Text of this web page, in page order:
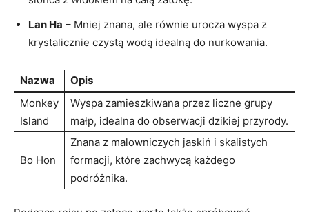
Lan Ha – ​Mniej znana, ale równie urocza wyspa z
krystalicznie czystą ⁤wodą idealną do ⁤nurkowania.
Nazwa
Opis
Monkey
Island
Wyspa⁣ zamieszkiwana przez ‍liczne ‍grupy
małp, idealna do obserwacji ‍dzikiej przyrody.
Bo Hon
Znana z malowniczych jaskiń i⁤ skalistych
formacji, które zachwycą każdego
podróżnika.